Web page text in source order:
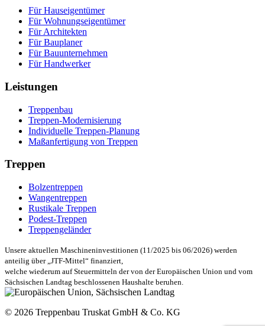
Für Hauseigentümer
Für Wohnungseigentümer
Für Architekten
Für Bauplaner
Für Bauunternehmen
Für Handwerker
Leistungen
Treppenbau
Treppen-Modernisierung
Individuelle Treppen-Planung
Maßanfertigung von Treppen
Treppen
Bolzentreppen
Wangentreppen
Rustikale Treppen
Podest-Treppen
Treppengeländer
Unsere aktuellen Maschineninvestitionen (11/2025 bis 06/2026) werden
anteilig über „JTF-Mittel“ finanziert,
welche wiederum auf Steuermitteln der von der Europäischen Union und vom
Sächsischen Landtag beschlossenen Haushalte beruhen.
© 2026 Treppenbau Truskat GmbH & Co. KG